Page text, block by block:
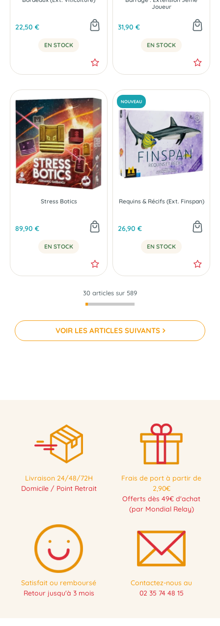
-25 %
22,50 €
EN STOCK
Joueur
31,90 €
EN STOCK
Stress Botics
89,90 €
EN STOCK
Requins & Récifs (Ext. Finspan)
26,90 €
EN STOCK
30 articles sur 589
VOIR LES ARTICLES SUIVANTS
Livraison 24/48/72H
Domicile / Point Retrait
Frais de port à partir de
2,90€
Offerts dès 49€ d'achat
(par Mondial Relay)
Satisfait ou remboursé
Retour jusqu'à 3 mois
Contactez-nous au
02 35 74 48 15